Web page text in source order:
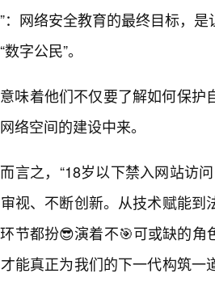
：网络安全教育的最终目标，
字公民”。
味着他们不仅要了解如何保护
络空间的建设中来。
言之，“18岁以下禁入网站访
视、不断创新。从技术赋能
节都扮😎演着不🎯可或缺的
能真正为我们的下一代构筑